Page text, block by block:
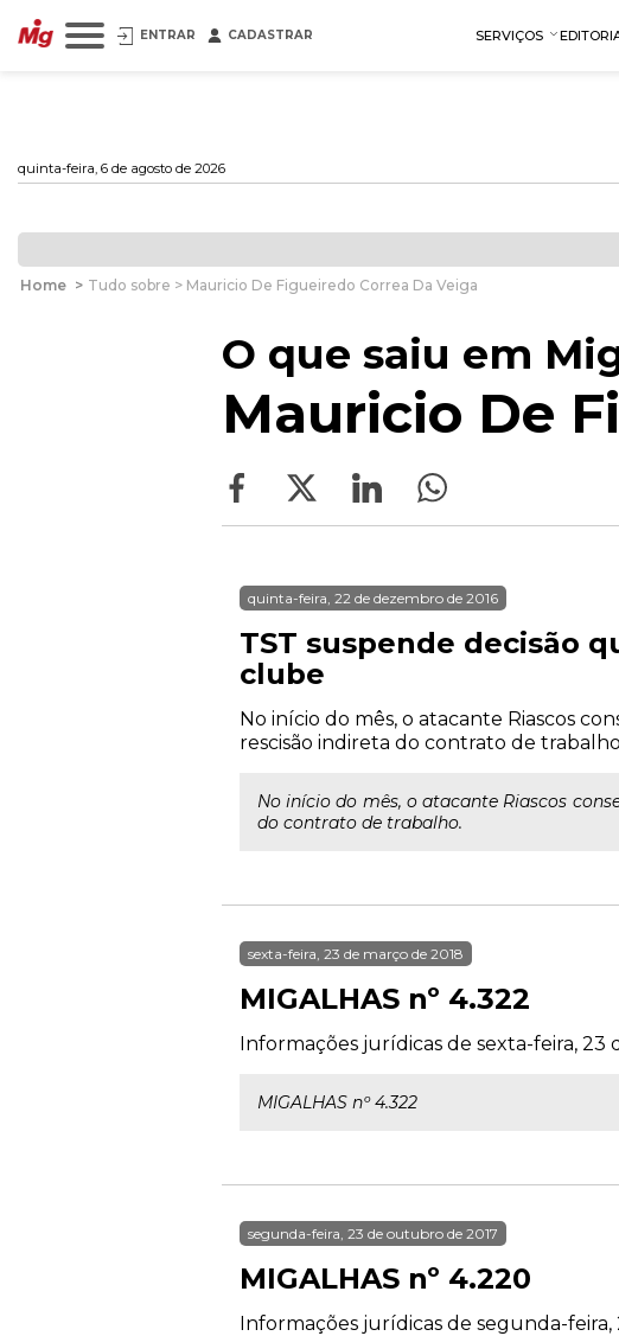
ENTRAR CADASTRAR SERVIÇOS
quinta-feira, 6 de agosto de 2026
Home > Tudo sobre > Mauricio De Figueiredo Correa Da Veiga
O que saiu em
Mauricio De
quinta-feira, 22 de dezembro de 2016
TST suspende decisão
clube
No início do mês, o atacante Riascos
rescisão indireta do contrato de
No início do mês, o atacante Riascos
do contrato de trabalho.
sexta-feira, 23 de março de 2018
MIGALHAS nº 4.322
Informações jurídicas de sexta-feira, 23
MIGALHAS nº 4.322
segunda-feira, 23 de outubro de 2017
MIGALHAS nº 4.220
Informações jurídicas de segunda-